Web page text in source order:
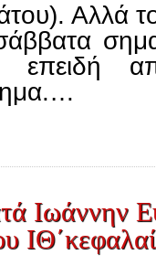
Αλλά
επειδή
Ιωάννην